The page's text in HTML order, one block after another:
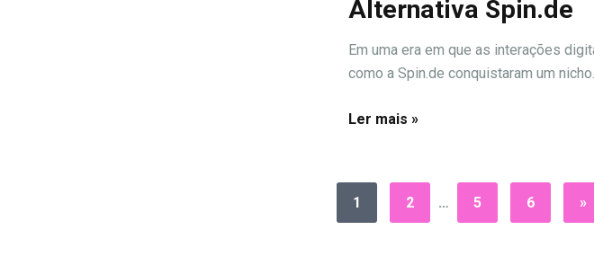
Alternativa Spin.de
Em uma era em que as interações
como a Spin.de conquistaram um
Ler mais »
1 2 … 5 6 »